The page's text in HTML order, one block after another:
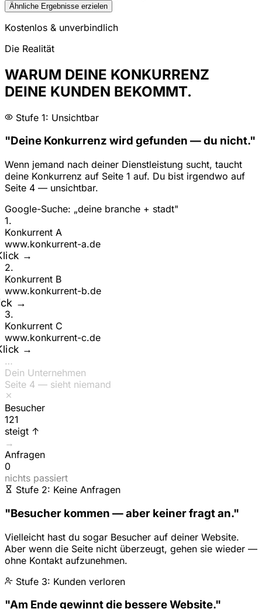
Ähnliche Ergebnisse erzielen
Kostenlos & unverbindlich
Die Realität
WARUM DEINE KONKURRENZ
DEINE KUNDEN BEKOMMT.
Stufe 1: Unsichtbar
"Deine Konkurrenz wird gefunden — du nicht."
Wenn jemand nach deiner Dienstleistung sucht, taucht
deine Konkurrenz auf Seite 1 auf. Du bist irgendwo auf
Seite 4 — unsichtbar.
Google-Suche: „deine branche + stadt"
1.
Konkurrent A
www.konkurrent-a.de
→
2.
Konkurrent B
www.konkurrent-b.de
→
3.
Konkurrent C
www.konkurrent-c.de
→
…
Dein Unternehmen
Seite 4 — sieht niemand
Besucher
154
steigt ↑
→
Anfragen
0
nichts passiert
Stufe 2: Keine Anfragen
"Besucher kommen — aber keiner fragt an."
Vielleicht hast du sogar Besucher auf deiner Website.
Aber wenn die Seite nicht überzeugt, gehen sie wieder —
ohne Kontakt aufzunehmen.
Stufe 3: Kunden verloren
"Am Ende gewinnt die bessere Website."